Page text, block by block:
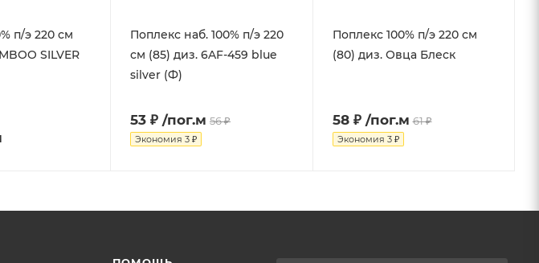
п/э 220 см
SILVER
Поплекс наб. 100% п/э 220
см (85) диз. 6AF-459 blue
silver (Ф)
53 ₽ /пог.м 56 ₽
Экономия 3 ₽
Поплекс 100% п/э 220 см
(80) диз. Овца Блеск
58 ₽ /пог.м 61 ₽
Экономия 3 ₽